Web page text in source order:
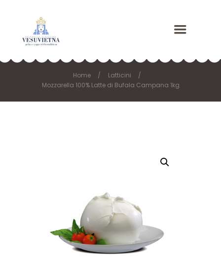
Home
Latticini
Mozzarella 100% Latte di Bufala Campana 1kg